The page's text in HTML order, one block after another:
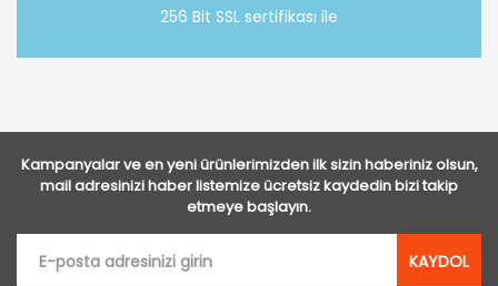
256 Bit SSL sertifikası ile
Kampanyalar ve en yeni ürünlerimizden ilk sizin haberiniz olsun,
mail adresinizi haber listemize ücretsiz kaydedin bizi takip
etmeye başlayın.
KAYDOL